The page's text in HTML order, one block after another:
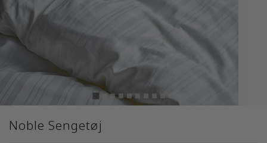
Noble Sengetøj